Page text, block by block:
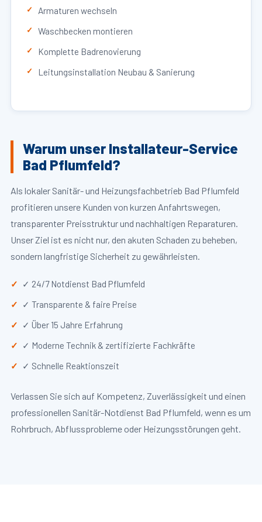
Armaturen wechseln
Waschbecken montieren
Komplette Badrenovierung
Leitungsinstallation Neubau & Sanierung
Warum unser Installateur-Service
Bad Pflumfeld?
Als lokaler Sanitär- und Heizungsfachbetrieb Bad Pflumfeld
profitieren unsere Kunden von kurzen Anfahrtswegen,
transparenter Preisstruktur und nachhaltigen Reparaturen.
Unser Ziel ist es nicht nur, den akuten Schaden zu beheben,
sondern langfristige Sicherheit zu gewährleisten.
✓ 24/7 Notdienst Bad Pflumfeld
✓ Transparente & faire Preise
✓ Über 15 Jahre Erfahrung
✓ Moderne Technik & zertifizierte Fachkräfte
✓ Schnelle Reaktionszeit
Verlassen Sie sich auf Kompetenz, Zuverlässigkeit und einen
professionellen Sanitär-Notdienst Bad Pflumfeld, wenn es um
Rohrbruch, Abflussprobleme oder Heizungsstörungen geht.